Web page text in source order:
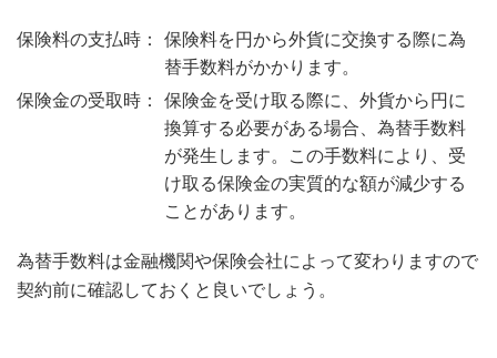
保険料を円から外貨に交換する際に為
替手数料がかかります。
保険金を受け取る際に、外貨から円に
換算する必要がある場合、為替手数料
が発生します。この手数料により、受
け取る保険金の実質的な額が減少する
ことがあります。
為替手数料は金融機関や保険会社によって変わりますので
契約前に確認しておくと良いでしょう。